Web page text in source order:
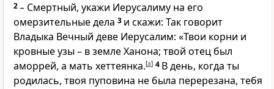
2– Смертный, укажи Иерусалиму на его
омерзительные дела 3 и скажи: Так говорит
Владыка Вечный деве Иерусалим: «Твои корни и
кровные узы – в земле Ханона; твой отец был
аморрей, а мать хеттеянка.[a] 4 В день, когда ты
родилась, твоя пуповина не была перерезана, тебя